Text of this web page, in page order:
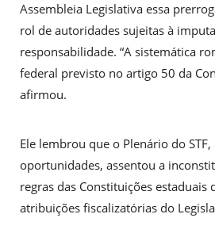
Assembleia Legislativa essa
rol de autoridades sujeitas à
responsabilidade. “A sistemática
federal previsto no artigo 50 da
afirmou.
Ele lembrou que o Plenário do
oportunidades, assentou a
regras das Constituições estaduais
atribuições fiscalizatórias do